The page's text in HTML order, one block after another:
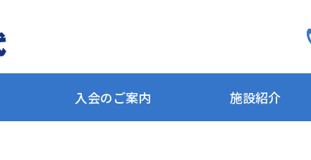
入会のご案内 施設紹介